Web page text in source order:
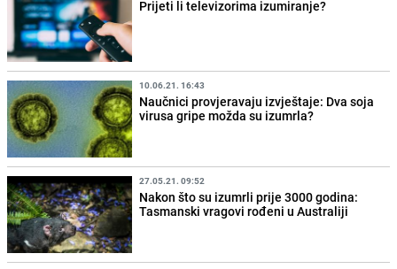
Prijeti li televizorima izumiranje?
10.06.21. 16:43
Naučnici provjeravaju izvještaje: Dva soja
virusa gripe možda su izumrla?
27.05.21. 09:52
Nakon što su izumrli prije 3000 godina:
Tasmanski vragovi rođeni u Australiji